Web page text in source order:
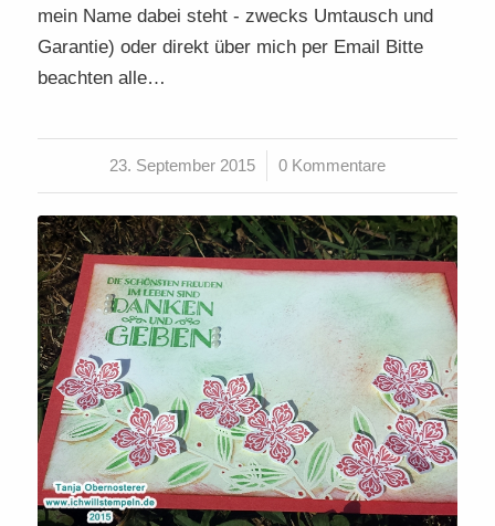
mein Name dabei steht - zwecks Umtausch und
Garantie) oder direkt über mich per Email Bitte
beachten alle…
23. September 2015
/ 0 Kommentare